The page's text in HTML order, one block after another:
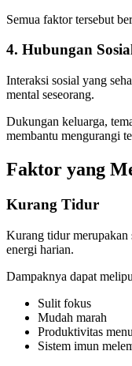
Semua faktor tersebut
4. Hubungan
Interaksi sosial yang
mental seseorang.
Dukungan keluarga,
membantu mengurangi
Faktor yang
Kurang Tidur
Kurang tidur merupakan
energi harian.
Dampaknya dapat
Sulit fokus
Mudah marah
Produktivitas
Sistem imun